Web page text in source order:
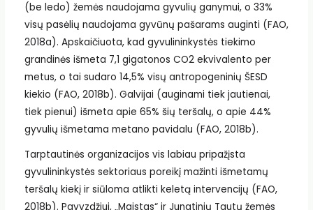
(be ledo) žemės naudojama gyvulių ganymui, o 33%
visų pasėlių naudojama gyvūnų pašarams auginti (FAO,
2018a). Apskaičiuota, kad gyvulininkystės tiekimo
grandinės išmeta 7,1 gigatonos CO2 ekvivalento per
metus, o tai sudaro 14,5% visų antropogeninių ŠESD
kiekio (FAO, 2018b). Galvijai (auginami tiek jautienai,
tiek pienui) išmeta apie 65% šių teršalų, o apie 44%
gyvulių išmetama metano pavidalu (FAO, 2018b).
Tarptautinės organizacijos vis labiau pripažįsta
gyvulininkystės sektoriaus poreikį mažinti išmetamų
teršalų kiekį ir siūloma atlikti keletą intervencijų (FAO,
2018b). Pavyzdžiui, „Maistas“ ir Jungtinių Tautų žemės